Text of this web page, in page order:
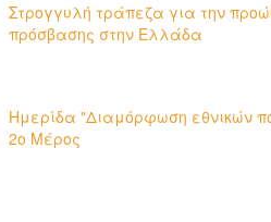
Στρογγυλή τράπεζα για την
πρόσβασης στην Ελλάδα
Ημερίδα "Διαμόρφωση εθνικών
2ο Μέρος